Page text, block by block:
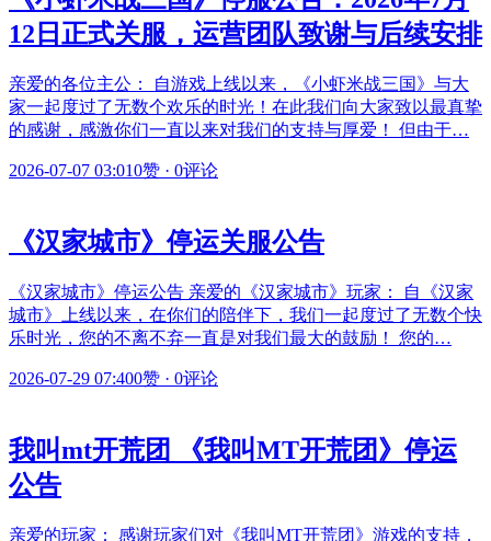
12日正式关服，运营团队致谢与后续安排
亲爱的各位主公： 自游戏上线以来，《小虾米战三国》与大
家一起度过了无数个欢乐的时光！在此我们向大家致以最真挚
的感谢，感激你们一直以来对我们的支持与厚爱！ 但由于…
2026-07-07 03:010赞 · 0评论
《汉家城市》停运关服公告
《汉家城市》停运公告 亲爱的《汉家城市》玩家： 自《汉家
城市》上线以来，在你们的陪伴下，我们一起度过了无数个快
乐时光，您的不离不弃一直是对我们最大的鼓励！ 您的…
2026-07-29 07:400赞 · 0评论
我叫mt开荒团 《我叫MT开荒团》停运
公告
亲爱的玩家： 感谢玩家们对《我叫MT开荒团》游戏的支持，